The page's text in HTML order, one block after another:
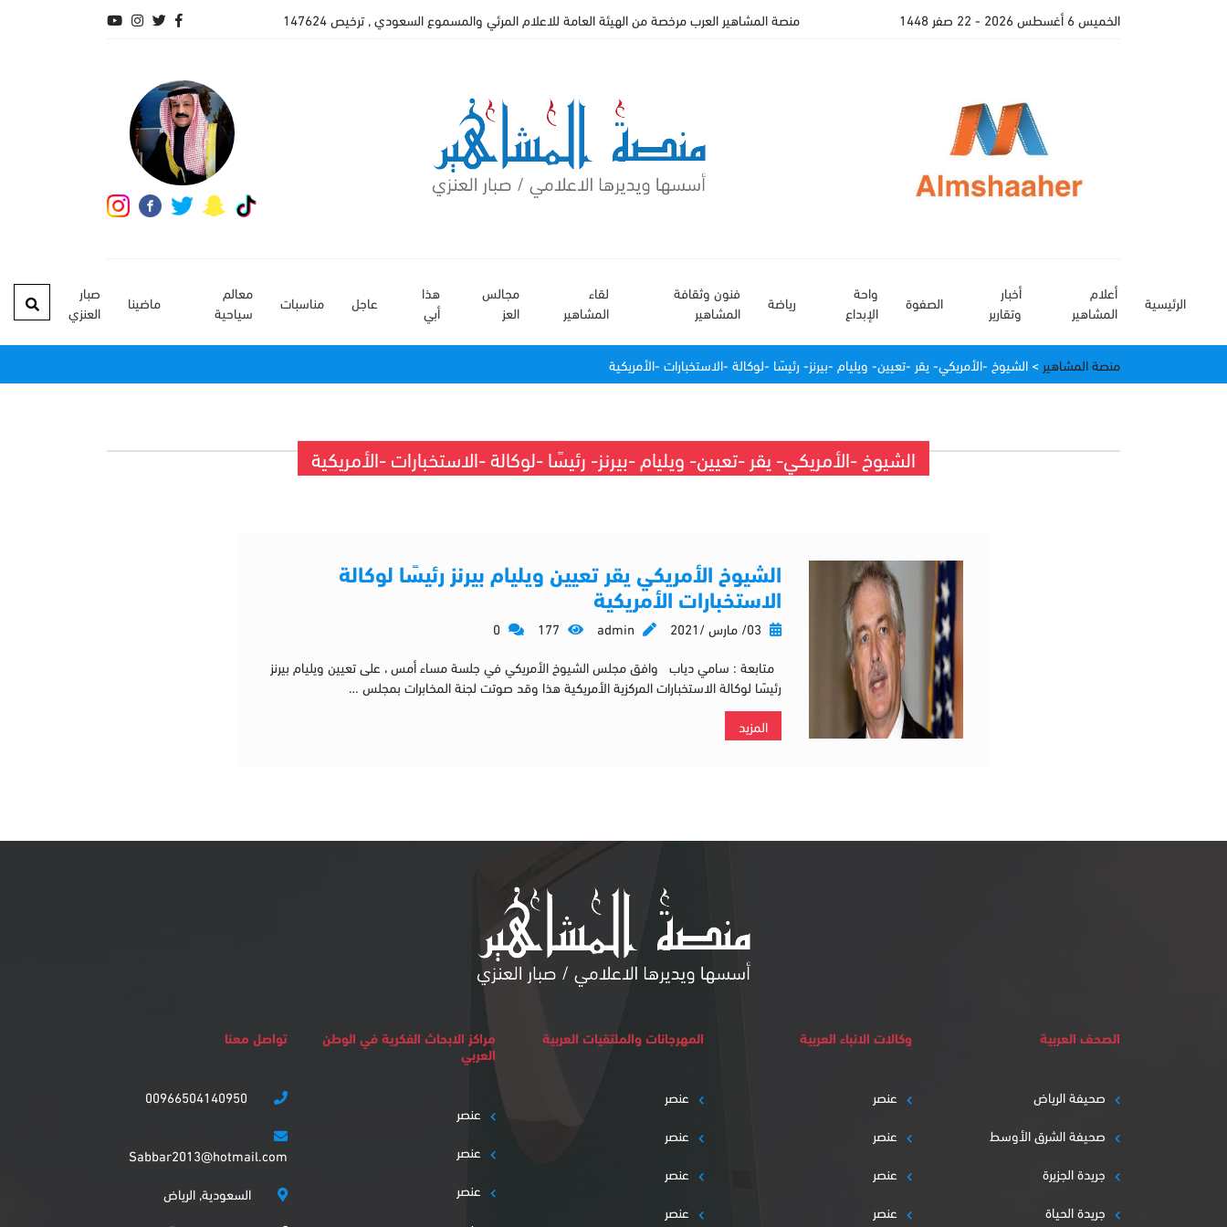
الخميس 6 أغسطس 2026 - 22 صفر 1448 منصة المشاهير العرب مرخصة من الهيئة العامة للاعلام المرئي والمسموع السعودي , ترخيص 147624
الرئيسية
أعلام
المشاهير
أخبار
وتقارير
الصفوة
واحة
الإبداع
رياضة
فنون وثقافة
المشاهير
لقاء
المشاهير
مجالس
العز
هذا
أبي
عاجل مناسبات
معالم
سياحية
ماضينا
صبار
العنزي
منصة المشاهير > الشيوخ -الأمريكي- يقر -تعيين- ويليام -بيرنز- رئيسًا -لوكالة -الاستخبارات -الأمريكية
الشيوخ -الأمريكي- يقر -تعيين- ويليام -بيرنز- رئيسًا -لوكالة -الاستخبارات -الأمريكية
الشيوخ الأمريكي يقر تعيين ويليام بيرنز رئيسًا لوكالة
الاستخبارات الأمريكية
admin
متابعة : سامي دياب وافق مجلس الشيوخ الأمريكي في جلسة مساء أمس ، على تعيين ويليام بيرنز
رئيسًا لوكالة الاستخبارات المركزية الأمريكية هذا وقد صوتت لجنة المخابرات بمجلس …
المزيد
الصحف العربية
صحيفة الرياض
صحيفة الشرق الأوسط
جريدة الجزيرة
جريدة الحياة
وكالات الانباء العربية
عنصر
عنصر
عنصر
عنصر
المهرجانات والملتقيات العربية
عنصر
عنصر
عنصر
عنصر
مراكز الابحاث الفكرية في الوطن
العربي
عنصر
عنصر
عنصر
تواصل معنا
Sabbar2013@hotmail.com
السعودية, الرياض